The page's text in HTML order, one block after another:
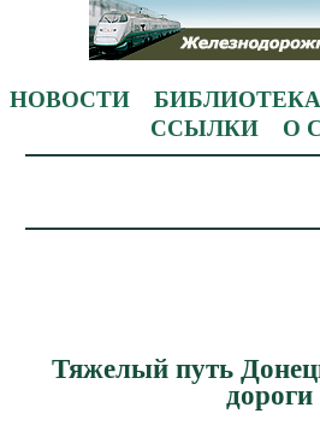
НОВОСТИ БИБЛИОТЕКА
ССЫЛКИ
О
Тяжелый путь
дороги